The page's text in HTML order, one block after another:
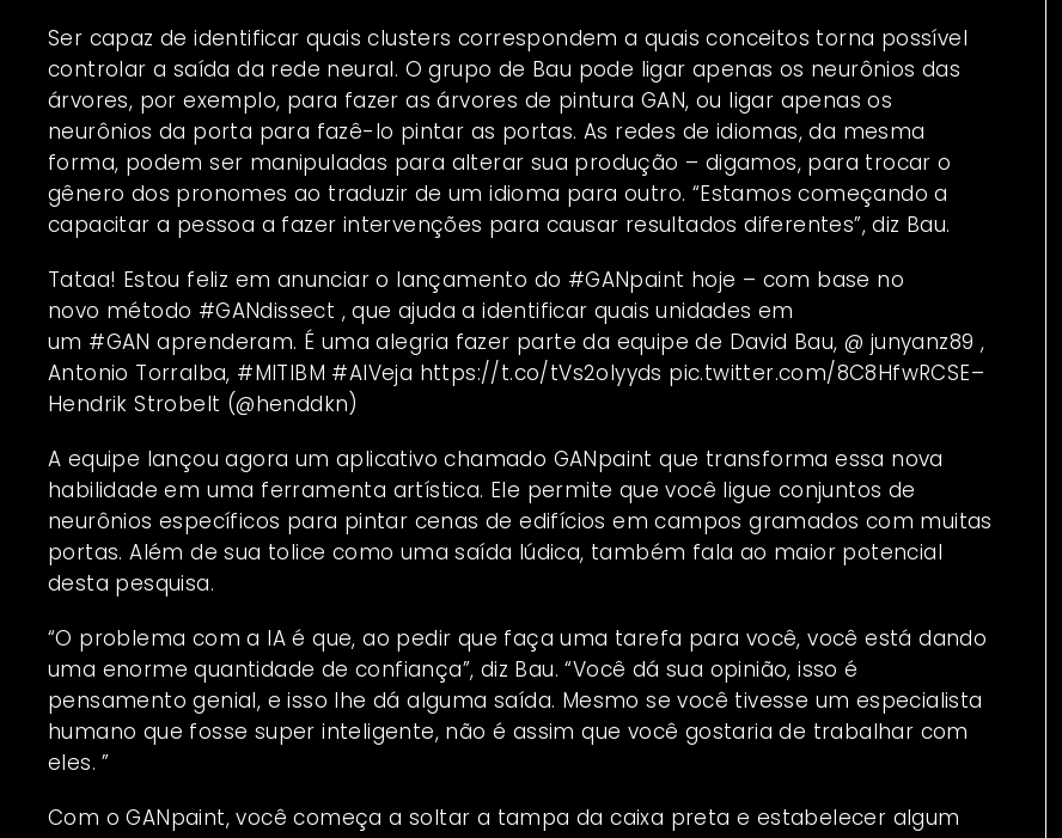
Ser capaz de identificar quais clusters correspondem a quais conceitos torna possível
controlar a saída da rede neural. O grupo de Bau pode ligar apenas os neurônios das
árvores, por exemplo, para fazer as árvores de pintura GAN, ou ligar apenas os
neurônios da porta para fazê-lo pintar as portas. As redes de idiomas, da mesma
forma, podem ser manipuladas para alterar sua produção – digamos, para trocar o
gênero dos pronomes ao traduzir de um idioma para outro. “Estamos começando a
capacitar a pessoa a fazer intervenções para causar resultados diferentes”, diz Bau.
Tataa! Estou feliz em anunciar o lançamento do #GANpaint hoje – com base no
novo método #GANdissect , que ajuda a identificar quais unidades em
um #GAN aprenderam. É uma alegria fazer parte da equipe de David Bau,@ junyanz89 ,
Antonio Torralba, #MITIBM #AIVeja https://t.co/tVs2olyyds pic.twitter.com/8C8HfwRCSE–
Hendrik Strobelt (@henddkn)
A equipe lançou agora um aplicativo chamado GANpaint que transforma essa nova
habilidade em uma ferramenta artística. Ele permite que você ligue conjuntos de
neurônios específicos para pintar cenas de edifícios em campos gramados com muitas
portas. Além de sua tolice como uma saída lúdica, também fala ao maior potencial
desta pesquisa.
“O problema com a IA é que, ao pedir que faça uma tarefa para você, você está dando
uma enorme quantidade de confiança”, diz Bau. “Você dá sua opinião, isso é
pensamento genial, e isso lhe dá alguma saída. Mesmo se você tivesse um especialista
humano que fosse super inteligente, não é assim que você gostaria de trabalhar com
eles. ”
Com o GANpaint, você começa a soltar a tampa da caixa preta e estabelecer algum